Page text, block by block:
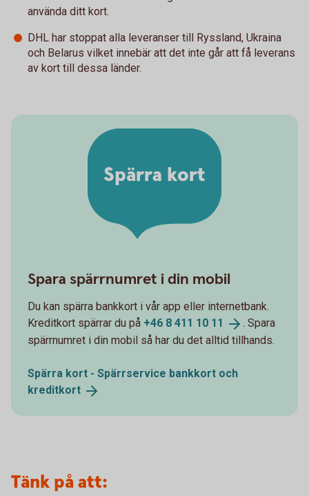
använda ditt kort.
DHL har stoppat alla leveranser till Ryssland, Ukraina
och Belarus vilket innebär att det inte går att få leverans
av kort till dessa länder.
Spärra kort
Spara spärrnumret i din mobil
Du kan spärra bankkort i vår app eller internetbank.
Kreditkort spärrar du på +46 8 411 10 11
. Spara
spärrnumret i din mobil så har du det alltid tillhands.
Spärra kort - Spärrservice bankkort och
kreditkort
Tänk på att: